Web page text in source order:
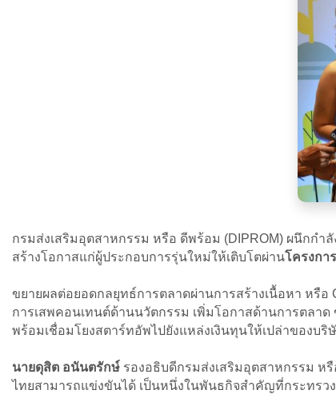
กรมส่งเสริมอุตสาหกรรม หรือ ดีพร้อม (DIPROM) ผนึกกำ
สร้างโอกาสแก่ผู้ประกอบการรุ่นใหม่ให้เติบโตผ่านโครงกา
ขยายผลต่อยอดกลยุทธ์การตลาดผ่านการสร้างเนื้อหา หรือ
การเสพคอนเทนต์ด้านนวัตกรรม เพิ่มโอกาสด้านการตลา
พร้อมเชื่อมโยงสตาร์ทอัพไปยังแหล่งเงินทุนให้เปล่าของบริ
นายดุสิต อนันตรักษ์ รองอธิบดีกรมส่งเสริมอุตสาหกรรม ห
ไทยสามารถแข่งขันได้ เป็นหนึ่งในพันธกิจสำคัญที่กระทรวง